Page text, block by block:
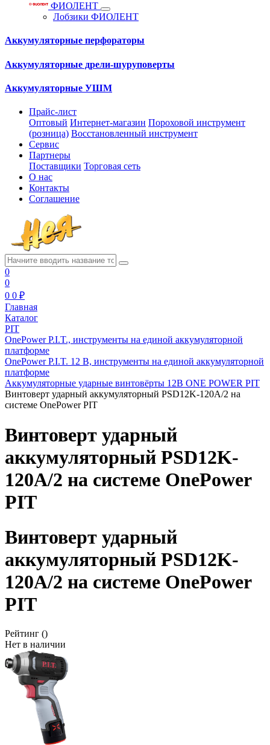
ФИОЛЕНТ
Лобзики ФИОЛЕНТ
Аккумуляторные перфораторы
Аккумуляторные дрели-шуруповерты
Аккумуляторные УШМ
Прайс-лист
Оптовый Интернет-магазин Пороховой инструмент
(розница) Восстановленный инструмент
Сервис
Партнеры
Поставщики Торговая сеть
О нас
Контакты
Соглашение
0
0
0 0 ₽
Главная
Каталог
PIT
OnePower P.I.T., инструменты на единой аккумуляторной
платформе
OnePower P.I.T. 12 В, инструменты на единой аккумуляторной
платформе
Аккумуляторные ударные винтовёрты 12В ONE POWER PIT
Винтоверт ударный аккумуляторный PSD12K-120A/2 на
системе OnePower PIT
Винтоверт ударный
аккумуляторный PSD12K-
120A/2 на системе OnePower
PIT
Винтоверт ударный
аккумуляторный PSD12K-
120A/2 на системе OnePower
PIT
Рейтинг ()
Нет в наличии